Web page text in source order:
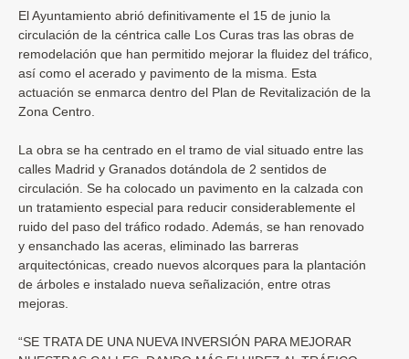
El Ayuntamiento abrió definitivamente el 15 de junio la
circulación de la céntrica calle Los Curas tras las obras de
remodelación que han permitido mejorar la fluidez del tráfico,
así como el acerado y pavimento de la misma. Esta
actuación se enmarca dentro del Plan de Revitalización de la
Zona Centro.
La obra se ha centrado en el tramo de vial situado entre las
calles Madrid y Granados dotándola de 2 sentidos de
circulación. Se ha colocado un pavimento en la calzada con
un tratamiento especial para reducir considerablemente el
ruido del paso del tráfico rodado. Además, se han renovado
y ensanchado las aceras, eliminado las barreras
arquitectónicas, creado nuevos alcorques para la plantación
de árboles e instalado nueva señalización, entre otras
mejoras.
“SE TRATA DE UNA NUEVA INVERSIÓN PARA MEJORAR